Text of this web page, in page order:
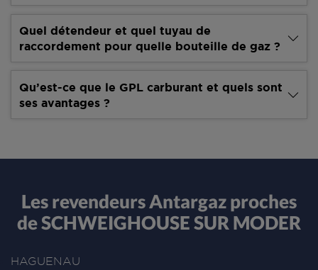
Quel détendeur et quel tuyau de
raccordement pour quelle bouteille de gaz ?
Qu’est-ce que le GPL carburant et quels sont
ses avantages ?
Les revendeurs Antargaz proches
de SCHWEIGHOUSE SUR MODER
HAGUENAU